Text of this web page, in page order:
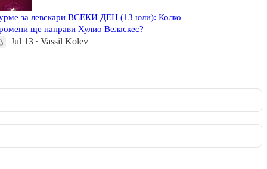
за левскари ВСЕКИ ДЕН (13 юли): Колко
ще направи Хулио Веласкес?
Jul 13 • Vassil Kolev